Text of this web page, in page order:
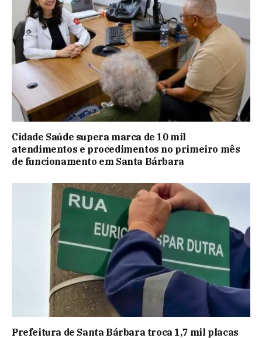
Cidade Saúde supera marca de 10 mil
atendimentos e procedimentos no primeiro mês
de funcionamento em Santa Bárbara
Prefeitura de Santa Bárbara troca 1,7 mil placas